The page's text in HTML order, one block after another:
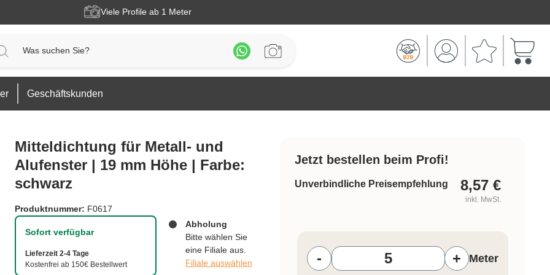
Viele Profile ab 1 Meter
Geschäftskunden
Mitteldichtung für Metall- und
Alufenster | 19 mm Höhe | Farbe:
schwarz
Produktnummer: F0617
Sofort verfügbar
Lieferzeit 2-4 Tage
Kostenfrei ab 150€ Bestellwert
Abholung
Bitte wählen Sie
eine Filiale aus.
Filiale auswählen
Jetzt bestellen beim Profi!
Unverbindliche Preisempfehlung 8,57 €
inkl. MwSt.
-
+ Meter